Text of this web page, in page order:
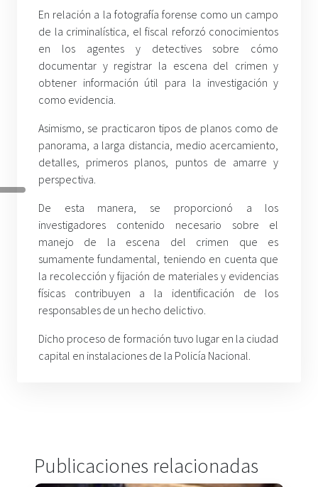
En relación a la fotografía forense como un campo
de la criminalística, el fiscal reforzó conocimientos
en los agentes y detectives sobre cómo
documentar y registrar la escena del crimen y
obtener información útil para la investigación y
como evidencia.
Asimismo, se practicaron tipos de planos como de
panorama, a larga distancia, medio acercamiento,
detalles, primeros planos, puntos de amarre y
perspectiva.
De esta manera, se proporcionó a los
investigadores contenido necesario sobre el
manejo de la escena del crimen que es
sumamente fundamental, teniendo en cuenta que
la recolección y fijación de materiales y evidencias
físicas contribuyen a la identificación de los
responsables de un hecho delictivo.
Dicho proceso de formación tuvo lugar en la ciudad
capital en instalaciones de la Policía Nacional.
Publicaciones relacionadas